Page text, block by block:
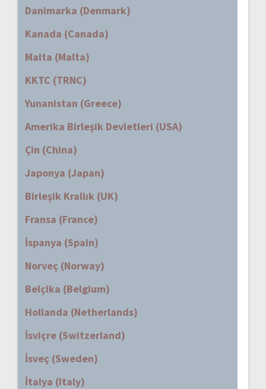
Danimarka (Denmark)
Kanada (Canada)
Malta (Malta)
KKTC (TRNC)
Yunanistan (Greece)
Amerika Birleşik Devletleri (USA)
Çin (China)
Japonya (Japan)
Birleşik Krallık (UK)
Fransa (France)
İspanya (Spain)
Norveç (Norway)
Belçika (Belgium)
Hollanda (Netherlands)
İsviçre (Switzerland)
İsveç (Sweden)
İtalya (Italy)